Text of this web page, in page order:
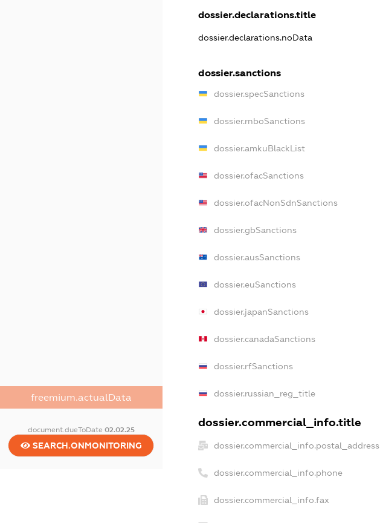
freemium.actualData
document.dueToDate 02.02.25
SEARCH.ONMONITORING
dossier.declarations.title
dossier.declarations.noData
dossier.sanctions
dossier.specSanctions
dossier.rnboSanctions
dossier.amkuBlackList
dossier.ofacSanctions
dossier.ofacNonSdnSanctions
dossier.gbSanctions
dossier.ausSanctions
dossier.euSanctions
dossier.japanSanctions
dossier.canadaSanctions
dossier.rfSanctions
dossier.russian_reg_title
dossier.commercial_info.title
dossier.commercial_info.postal_address
dossier.commercial_info.phone
dossier.commercial_info.fax